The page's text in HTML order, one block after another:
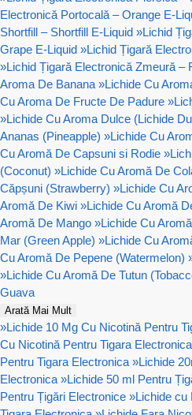
Electronică Portocală – Orange E-
Shortfill – Shortfill E-Liquid »Lichid
Grape E-Liquid »Lichid Țigară
»Lichid Țigară Electronică Zmeură –
Aroma De Banana »Lichide Cu
Cu Aroma De Fructe De Padure »
»Lichide Cu Aroma Dulce (Lichide
Ananas (Pineapple) »Lichide Cu
Cu Aromă De Capsuni si Rodie »
(Coconut) »Lichide Cu Aromă De
Căpșuni (Strawberry) »Lichide Cu
Aromă De Kiwi »Lichide Cu Aromă
Aromă De Mango »Lichide Cu
Mar (Green Apple) »Lichide Cu
Cu Aromă De Pepene (Watermelon)
»Lichide Cu Aromă De Tutun
Guava
Arată Mai Mult
»Lichide 10 Mg Cu Nicotină Pentru
Cu Nicotină Pentru Tigara Electronica
Pentru Tigara Electronica »Lichide
Electronica »Lichide 50 ml Pentru
Pentru Țigări Electronice »Lichide cu